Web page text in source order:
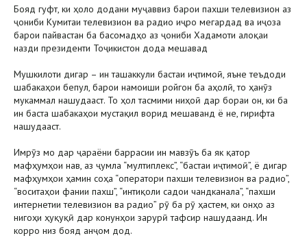
Бояд гуфт, ки ҳоло додани муҷаввиз барои пахши телевизион аз
ҷониби Кумитаи телевизион ва радио иҷро мегардад ва иҷоза
барои пайвастан ба басомадҳо аз ҷониби Хадамоти алоқаи
назди президенти Тоҷикистон дода мешавад
Мушкилоти дигар – ин ташаккули бастаи иҷтимоӣ, яъне теъдоди
шабакаҳои бепул, барои намоиши ройгон ба аҳолӣ, то ҳанӯз
мукаммал нашудааст. То ҳол тасмими ниҳоӣ дар бораи он, ки ба
ин баста шабакаҳои мустақил ворид мешаванд ё не, гирифта
нашудааст.
Имрӯз мо дар ҷараёни баррасии ин мавзӯъ ба як қатор
мафҳумҳои нав, аз ҷумла “мултиплекс”, “бастаи иҷтимоӣ”, ё дигар
мафҳумҳои ҳамин соҳа “оператори пахши телевизион ва радио”,
“воситаҳои фании пахш”, “интиқоли садои чандканала”, “пахши
интернетии телевизион ва радио” рӯ ба рӯ ҳастем, ки онҳо аз
нигоҳи ҳуқуқӣ дар конунҳои зарурӣ тафсир нашудаанд. Ин
корро низ бояд анҷом дод.